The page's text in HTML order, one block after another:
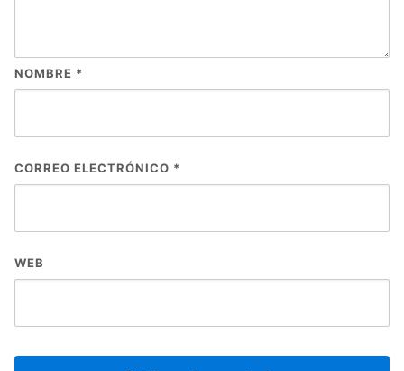
NOMBRE *
CORREO ELECTRÓNICO *
WEB